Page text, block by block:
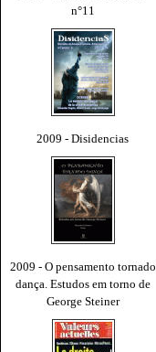
n°11
2009 - Disidencias
2009 - O pensamento tornado
dança. Estudos em torno de
George Steiner